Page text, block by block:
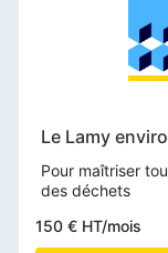
Le Lamy
Pour maîtriser
des déchets
150 € HT/mois